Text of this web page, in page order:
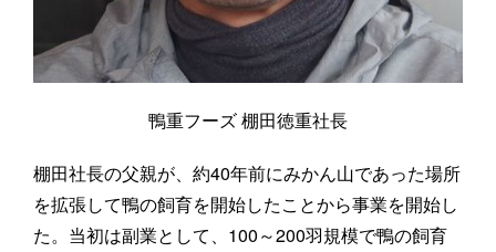
鴨重フーズ 棚田徳重社長
棚田社長の父親が、約40年前にみかん山であった場所
を拡張して鴨の飼育を開始したことから事業を開始し
た。当初は副業として、100～200羽規模で鴨の飼育